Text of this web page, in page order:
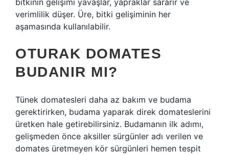
bitkinin gelişimi yavaşlar, yapraklar sararır ve
verimlilik düşer. Üre, bitki gelişiminin her
aşamasında kullanılabilir.
OTURAK DOMATES
BUDANIR MI?
Tünek domatesleri daha az bakım ve budama
gerektirirken, budama yaparak direk domateslerini
üretken hale getirebilirsiniz. Budamanın ilk adımı,
gelişmeden önce aksiller sürgünler adı verilen ve
domates üretmeyen kör sürgünleri hemen tespit